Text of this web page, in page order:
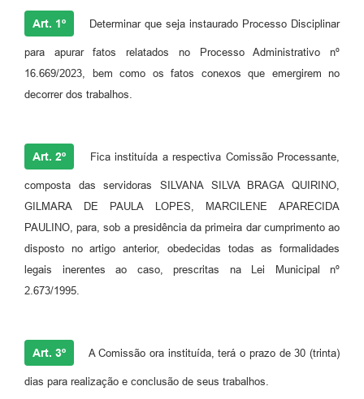
Art. 1º Determinar que seja instaurado Processo Disciplinar
para apurar fatos relatados no Processo Administrativo nº
16.669/2023, bem como os fatos conexos que emergirem no
decorrer dos trabalhos.
Art. 2º Fica instituída a respectiva Comissão Processante,
composta das servidoras SILVANA SILVA BRAGA QUIRINO,
GILMARA DE PAULA LOPES, MARCILENE APARECIDA
PAULINO, para, sob a presidência da primeira dar cumprimento ao
disposto no artigo anterior, obedecidas todas as formalidades
legais inerentes ao caso, prescritas na Lei Municipal nº
2.673/1995.
Art. 3º A Comissão ora instituída, terá o prazo de 30 (trinta)
dias para realização e conclusão de seus trabalhos.